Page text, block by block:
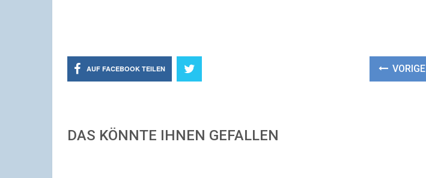
AUF FACEBOOK TEILEN VORIGE
DAS KÖNNTE IHNEN GEFALLEN